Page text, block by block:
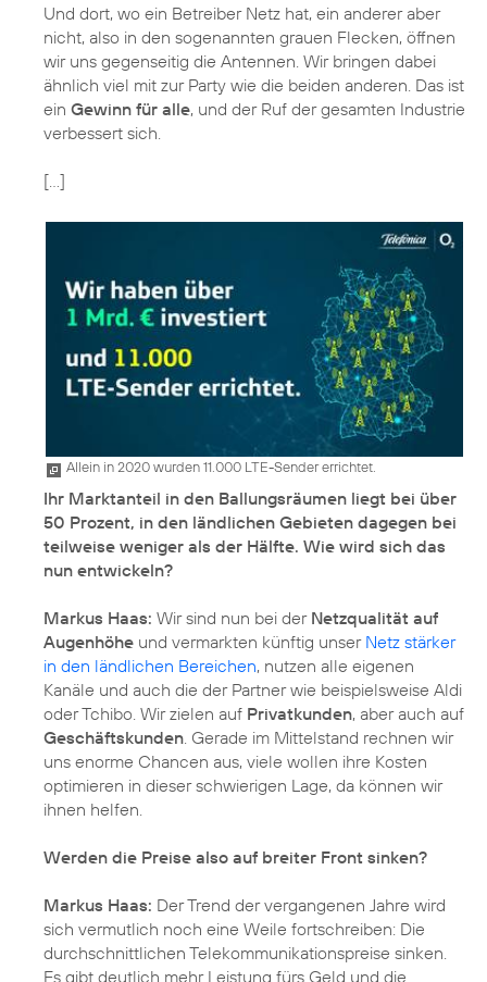
Und dort, wo ein Betreiber Netz hat, ein anderer aber
nicht, also in den sogenannten grauen Flecken, öffnen
wir uns gegenseitig die Antennen. Wir bringen dabei
ähnlich viel mit zur Party wie die beiden anderen. Das ist
ein Gewinn für alle, und der Ruf der gesamten Industrie
verbessert sich.
[…]
Allein in 2020 wurden 11.000 LTE-Sender errichtet.
Ihr Marktanteil in den Ballungsräumen liegt bei über
50 Prozent, in den ländlichen Gebieten dagegen bei
teilweise weniger als der Hälfte. Wie wird sich das
nun entwickeln?
Markus Haas: Wir sind nun bei der Netzqualität auf
Augenhöhe und vermarkten künftig unser Netz stärker
in den ländlichen Bereichen, nutzen alle eigenen
Kanäle und auch die der Partner wie beispielsweise Aldi
oder Tchibo. Wir zielen auf Privatkunden, aber auch auf
Geschäftskunden. Gerade im Mittelstand rechnen wir
uns enorme Chancen aus, viele wollen ihre Kosten
optimieren in dieser schwierigen Lage, da können wir
ihnen helfen.
Werden die Preise also auf breiter Front sinken?
Markus Haas: Der Trend der vergangenen Jahre wird
sich vermutlich noch eine Weile fortschreiben: Die
durchschnittlichen Telekommunikationspreise sinken.
Es gibt deutlich mehr Leistung fürs Geld und die